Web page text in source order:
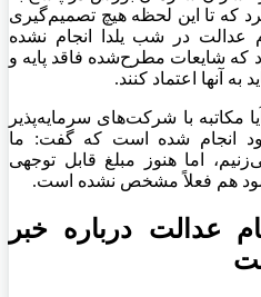
که تا این لحظه هیچ تصمیم‌گیری
در شب یلدا انجام نشده
که شایعات مطرح‌شده فاقد پایه و
آنها اعتماد کنند.
با شرکت‌های سرمایه‌پذیر
انجام شده است که گفت: ما
اما هنوز مبلغ قابل توجهی
هم فعلاً مشخص نشده است.
عدالت درباره خبر